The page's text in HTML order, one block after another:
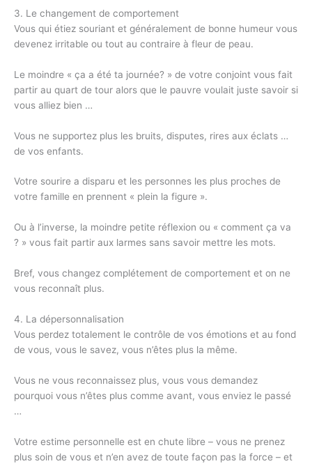
3. Le changement de comportement
Vous qui étiez souriant et généralement de bonne humeur vous
devenez irritable ou tout au contraire à fleur de peau.
Le moindre « ça a été ta journée? » de votre conjoint vous fait
partir au quart de tour alors que le pauvre voulait juste savoir si
vous alliez bien …
Vous ne supportez plus les bruits, disputes, rires aux éclats …
de vos enfants.
Votre sourire a disparu et les personnes les plus proches de
votre famille en prennent « plein la figure ».
Ou à l’inverse, la moindre petite réflexion ou « comment ça va
? » vous fait partir aux larmes sans savoir mettre les mots.
Bref, vous changez complétement de comportement et on ne
vous reconnaît plus.
4. La dépersonnalisation
Vous perdez totalement le contrôle de vos émotions et au fond
de vous, vous le savez, vous n’êtes plus la même.
Vous ne vous reconnaissez plus, vous vous demandez
pourquoi vous n’êtes plus comme avant, vous enviez le passé
…
Votre estime personnelle est en chute libre – vous ne prenez
plus soin de vous et n’en avez de toute façon pas la force – et